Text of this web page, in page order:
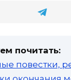
почитать:
повестки,